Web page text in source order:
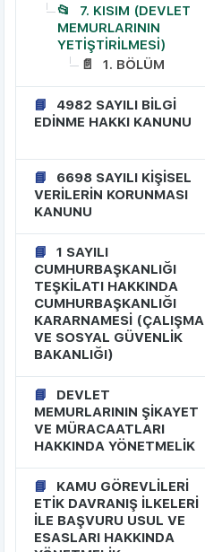
7. KISIM (DEVLET
MEMURLARININ
YETİŞTİRİLMESİ)
1. BÖLÜM
4982 SAYILI BİLGİ
EDİNME HAKKI KANUNU
6698 SAYILI KİŞİSEL
VERİLERİN KORUNMASI
KANUNU
1 SAYILI
CUMHURBAŞKANLIĞI
TEŞKİLATI HAKKINDA
CUMHURBAŞKANLIĞI
KARARNAMESİ (ÇALIŞMA
VE SOSYAL GÜVENLİK
BAKANLIĞI)
DEVLET
MEMURLARININ ŞİKAYET
VE MÜRACAATLARI
HAKKINDA YÖNETMELİK
KAMU GÖREVLİLERİ
ETİK DAVRANIŞ İLKELERİ
İLE BAŞVURU USUL VE
ESASLARI HAKKINDA